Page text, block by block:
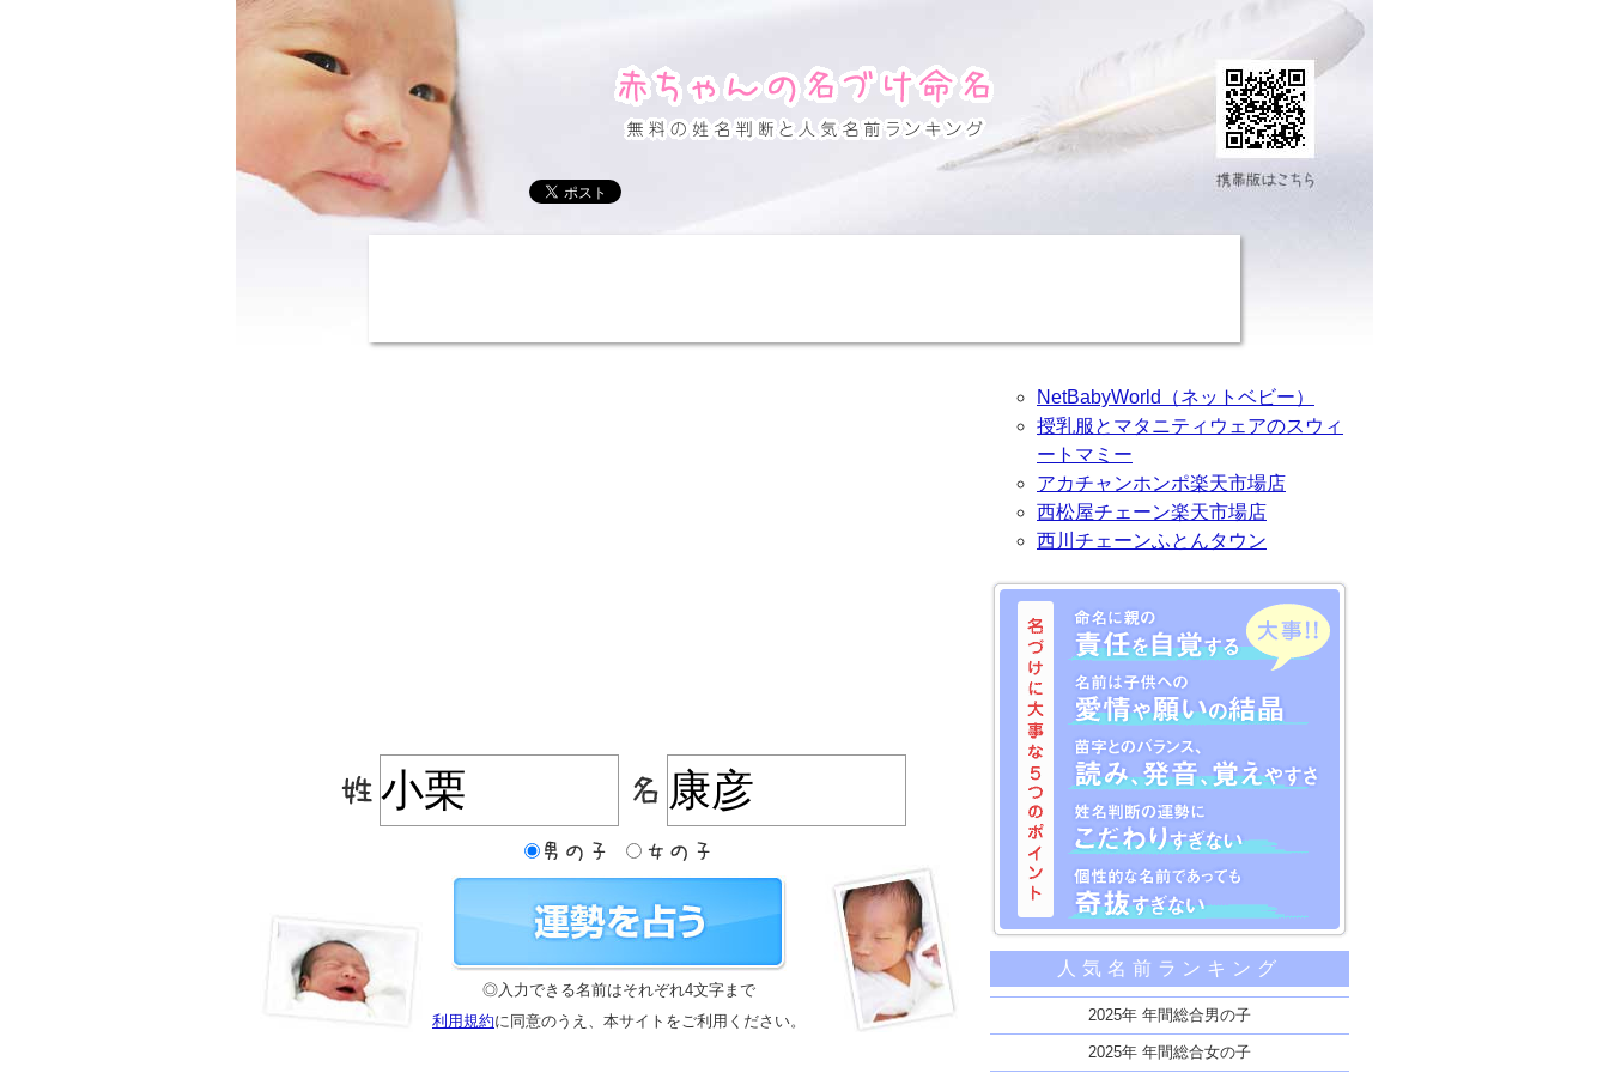
◎入力できる名前はそれぞれ4文字まで
利用規約に同意のうえ、本サイトをご利用ください。
NetBabyWorld（ネットベビー）
授乳服とマタニティウェアのスウィ
ートマミー
アカチャンホンポ楽天市場店
西松屋チェーン楽天市場店
西川チェーンふとんタウン
名づけに大事な5つのポイント
命名に親の責任を自覚する
名前は子供への愛情や願いの結晶
苗字とのバランス、読み、発音、覚えやすさ
姓名判断の運勢にこだわりすぎない
人気名前ランキング
2025年 年間総合男の子
2025年 年間総合女の子